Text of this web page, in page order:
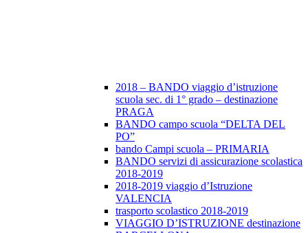
2018 – BANDO viaggio d’istruzione
scuola sec. di 1° grado – destinazione
PRAGA
BANDO campo scuola “DELTA DEL
PO”
bando Campi scuola – PRIMARIA
BANDO servizi di assicurazione scolastica
2018-2019
2018-2019 viaggio d’Istruzione
VALENCIA
trasporto scolastico 2018-2019
VIAGGIO D’ISTRUZIONE destinazione